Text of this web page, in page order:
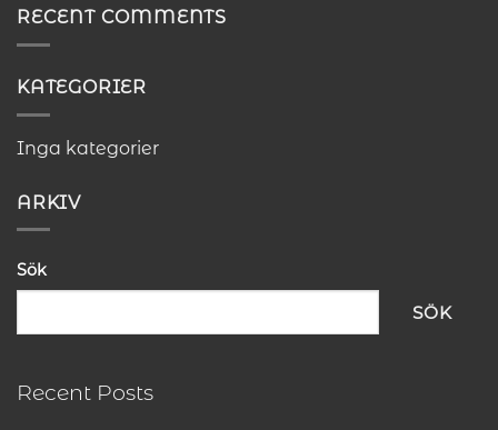
RECENT COMMENTS
KATEGORIER
Inga kategorier
ARKIV
Sök
SÖK
Recent Posts